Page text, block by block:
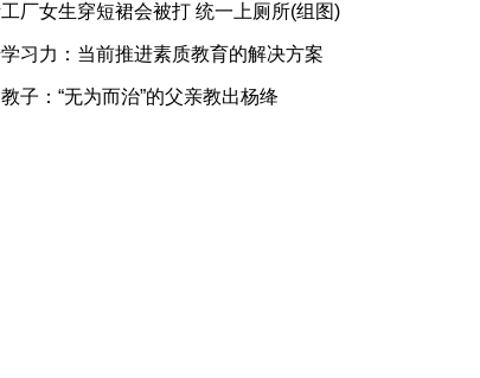
厂女生穿短裙会被打 统一上厕所(组图)
习力：当前推进素质教育的解决方案
子：“无为而治”的父亲教出杨绛